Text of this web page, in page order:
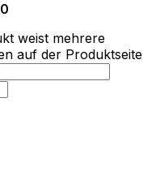
weist mehrere
auf der Produktseite